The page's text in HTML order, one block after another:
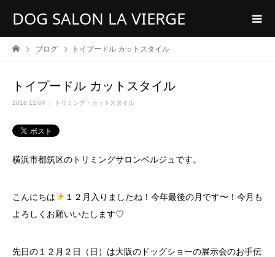
DOG SALON LA VIERGE
ブログ トイプードル カットスタイル
トイプードル カットスタイル
2018.12.04 トリミング・カットスタイル
横浜市都筑区のトリミングサロンベルジュです。
こんにちは
１２月入りましたね！今年最後の月です〜！今月も
よろしくお願いいたします♡
先日の１２月２日（日）は大阪のドッグショーの展示会のお手伝